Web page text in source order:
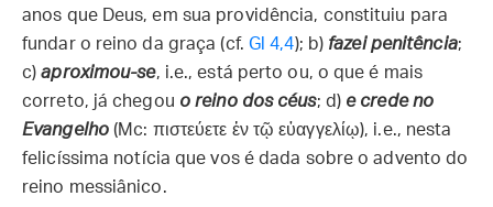
anos que Deus, em sua providência, constituiu para
fundar o reino da graça (cf. Gl 4,4); b) fazei penitência;
c)aproximou-se, i.e., está perto ou, o que é mais
correto, já chegou o reino dos céus; d) e crede no
Evangelho(Mc: πιστεύετε ἐν τῷ εὐαγγελίῳ), i.e., nesta
felicíssima notícia que vos é dada sobre o advento do
reino messiânico.